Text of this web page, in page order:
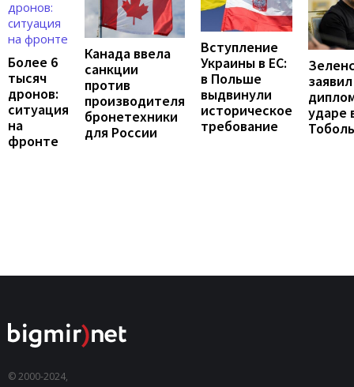
Более 6
тысяч
дронов:
ситуация
на
фронте
Канада ввела
санкции
против
производителя
бронетехники
для России
Вступление
Украины в ЕС:
в Польше
выдвинули
историческое
требование
ударе
© 2000-2024,